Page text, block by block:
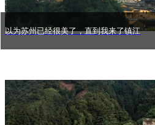
以为苏州已经很美了，直到我来了镇江